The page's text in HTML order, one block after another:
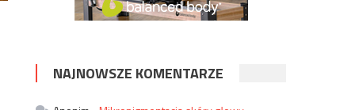
NAJNOWSZE KOMENTARZE